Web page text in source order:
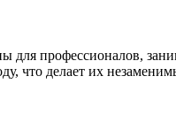
профессионалов,
что делает их